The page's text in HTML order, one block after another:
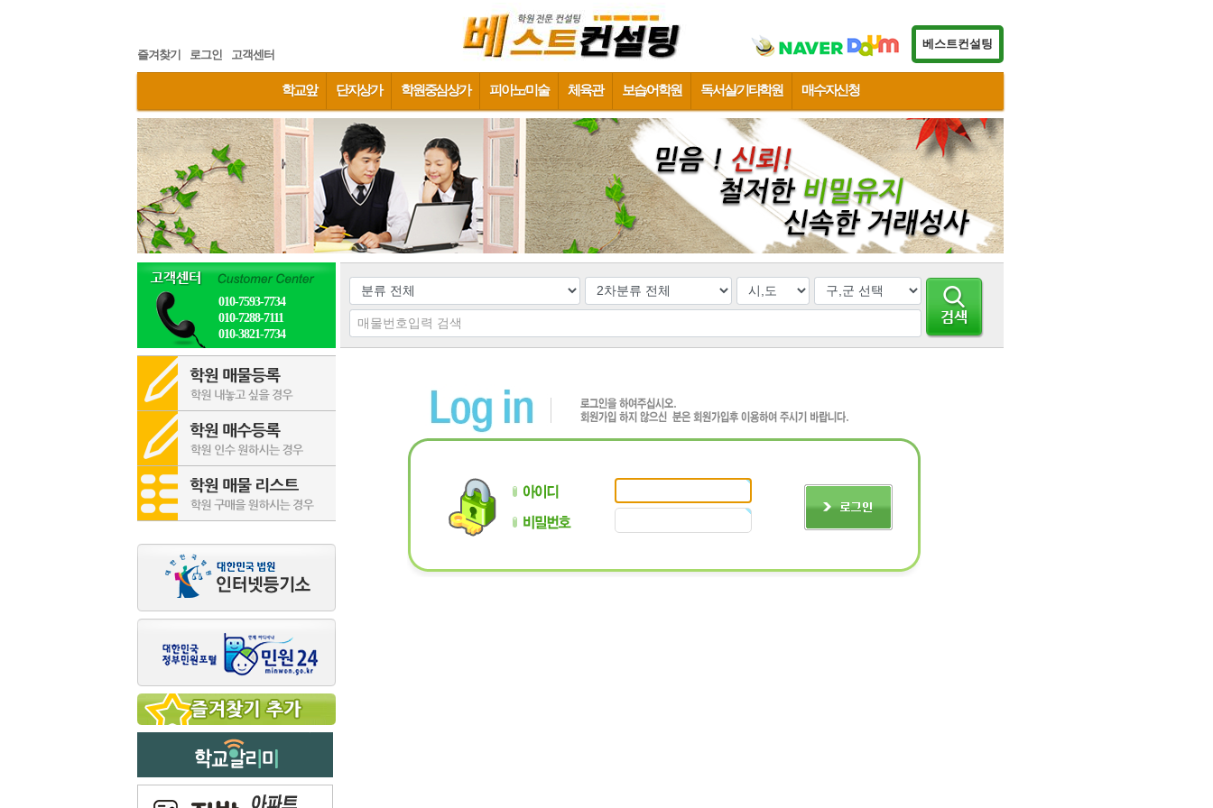
즐겨찾기 로그인 고객센터
베스트컨설팅
학교앞 단지상가 학원중심상가 피아노/미술 체육관 보습/어학원 독서실/기타학원 매수자신청
010-7593-7734
010-7288-7111
010-3821-7734